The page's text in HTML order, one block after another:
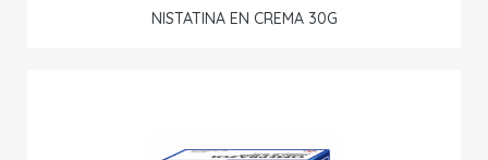
NISTATINA EN CREMA 30G